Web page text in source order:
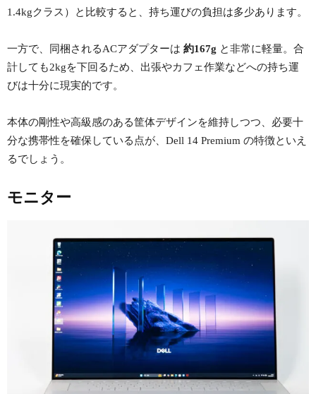
1.4kgクラス）と比較すると、持ち運びの負担は多少あります。
一方で、同梱されるACアダプターは 約167g と非常に軽量。合
計しても2kgを下回るため、出張やカフェ作業などへの持ち運
びは十分に現実的です。
本体の剛性や高級感のある筐体デザインを維持しつつ、必要十
分な携帯性を確保している点が、Dell 14 Premium の特徴といえ
るでしょう。
モニター